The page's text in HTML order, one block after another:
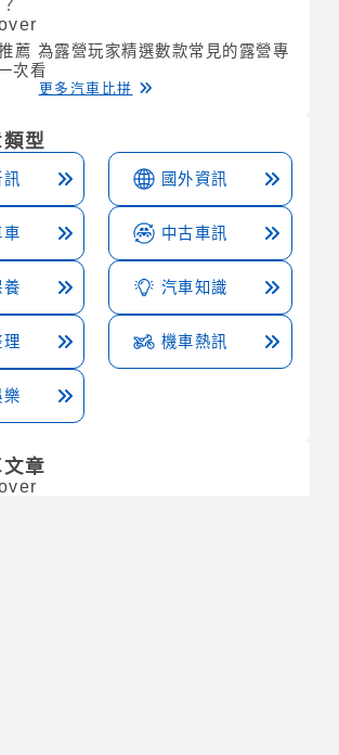
薦 為露營玩家精選數款常見的露營專
次看
更多汽車比拼
型
訊 國外資訊
車 中古車訊
養 汽車知識
理 機車熱訊
樂
章